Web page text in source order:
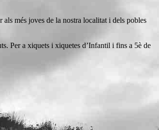
més joves de la nostra localitat i dels pobles
Per a xiquets i xiquetes d’Infantil i fins a 5è de